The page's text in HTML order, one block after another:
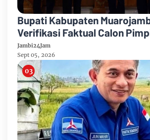
Bupati Kabupaten
Verifikasi Faktual Calon
Tahun 2026-2031
Jambi24Jam
Sept 05, 2026